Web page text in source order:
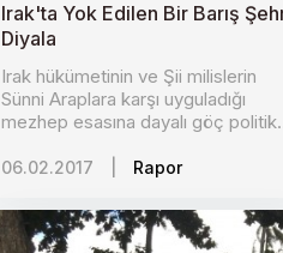
Irak'ta Yok Edilen Bir Barış
Diyala
Irak hükümetinin ve Şii milislerin
Sünni Araplara karşı uyguladığı
mezhep esasına dayalı göç
06.02.2017 Rapor